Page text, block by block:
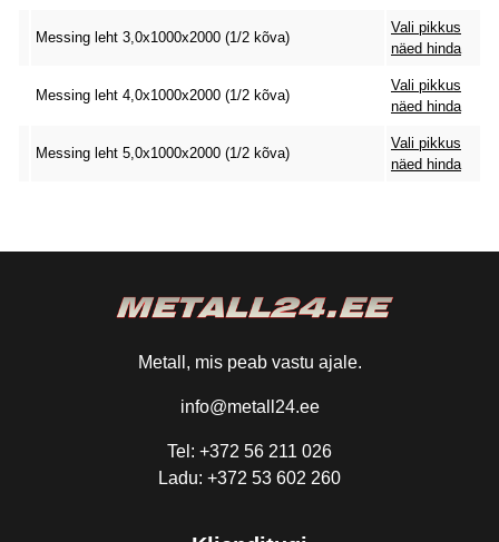
Messing leht 3,0x1000x2000 (1/2 kõva)
Vali pikkus
näed hinda
Messing leht 4,0x1000x2000 (1/2 kõva)
Vali pikkus
näed hinda
Messing leht 5,0x1000x2000 (1/2 kõva)
Vali pikkus
näed hinda
Metall, mis peab vastu ajale.
info@metall24.ee
Tel: +372 56 211 026
Ladu: +372 53 602 260